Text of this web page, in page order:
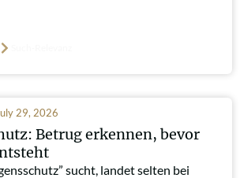
29, 2026
Betrug erkennen, bevor
sucht, landet selten bei